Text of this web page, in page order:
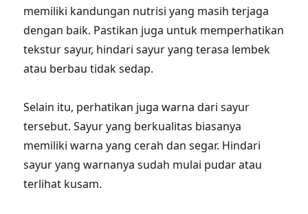
memiliki kandungan nutrisi yang masih terjaga
dengan baik. Pastikan juga untuk memperhatikan
tekstur sayur, hindari sayur yang terasa lembek
atau berbau tidak sedap.
Selain itu, perhatikan juga warna dari sayur
tersebut. Sayur yang berkualitas biasanya
memiliki warna yang cerah dan segar. Hindari
sayur yang warnanya sudah mulai pudar atau
terlihat kusam.